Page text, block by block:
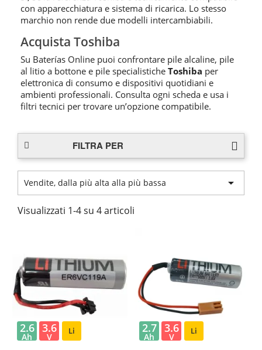
con apparecchiatura e sistema di ricarica. Lo stesso
marchio non rende due modelli intercambiabili.
Acquista Toshiba
Su Baterías Online puoi confrontare pile alcaline, pile
al litio a bottone e pile specialistiche Toshiba per
elettronica di consumo e dispositivi quotidiani e
ambienti professionali. Consulta ogni scheda e usa i
filtri tecnici per trovare un’opzione compatibile.
FILTRA PER
Vendite, dalla più alta alla più bassa 
Visualizzati 1-4 su 4 articoli
2.6
Ah
3.6
V
Li 2.7
Ah
3.6
V
Li